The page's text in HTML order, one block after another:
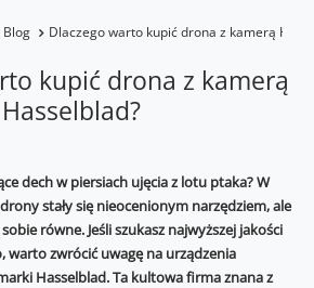
Blog Dlaczego warto kupić drona z kamerą
kupić drona z kamerą
Hasselblad?
dech w piersiach ujęcia z lotu ptaka? W
stały się nieocenionym narzędziem, ale
równe. Jeśli szukasz najwyższej jakości
warto zwrócić uwagę na urządzenia
Hasselblad. Ta kultowa firma znana z